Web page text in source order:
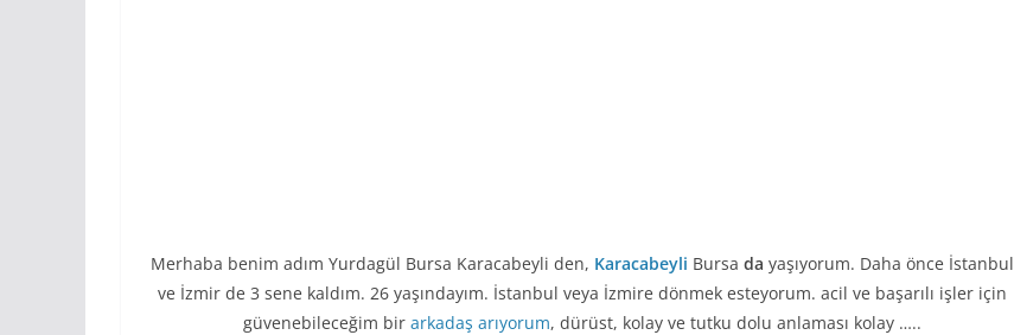
Merhaba benim adım Yurdagül Bursa Karacabeyli den, Karacabeyli Bursa da yaşıyorum. Daha önce İstanbul
ve İzmir de 3 sene kaldım. 26 yaşındayım. İstanbul veya İzmire dönmek esteyorum. acil ve başarılı işler için
güvenebileceğim bir arkadaş arıyorum, dürüst, kolay ve tutku dolu anlaması kolay …..